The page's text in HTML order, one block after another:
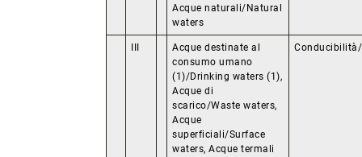
Acque naturali/Natural
waters
Acque destinate al
consumo umano
(1)/Drinking waters (1),
Acque di
scarico/Waste waters,
Acque
superficiali/Surface
waters, Acque termali